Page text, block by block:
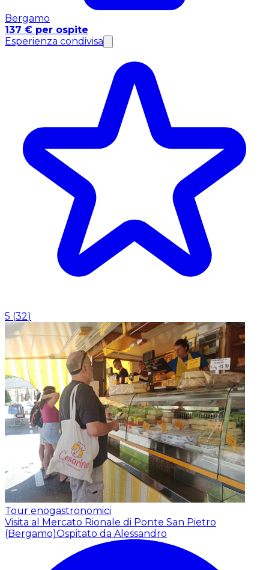
Bergamo
137 € per ospite
Esperienza condivisa
5 (32)
Tour enogastronomici
Visita al Mercato Rionale di Ponte San Pietro
(Bergamo)Ospitato da Alessandro